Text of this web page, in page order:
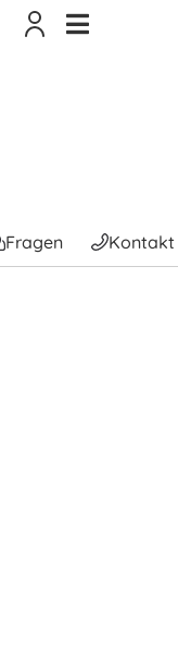
Fragen Kontakt